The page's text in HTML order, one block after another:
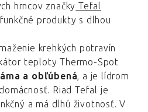
hrncov značky Tefal
funkčné produkty s dlhou
krehkých potravín
teploty Thermo-Spot
a obľúbená, a je lídrom
Riad Tefal je
a má dlhú životnosť. V